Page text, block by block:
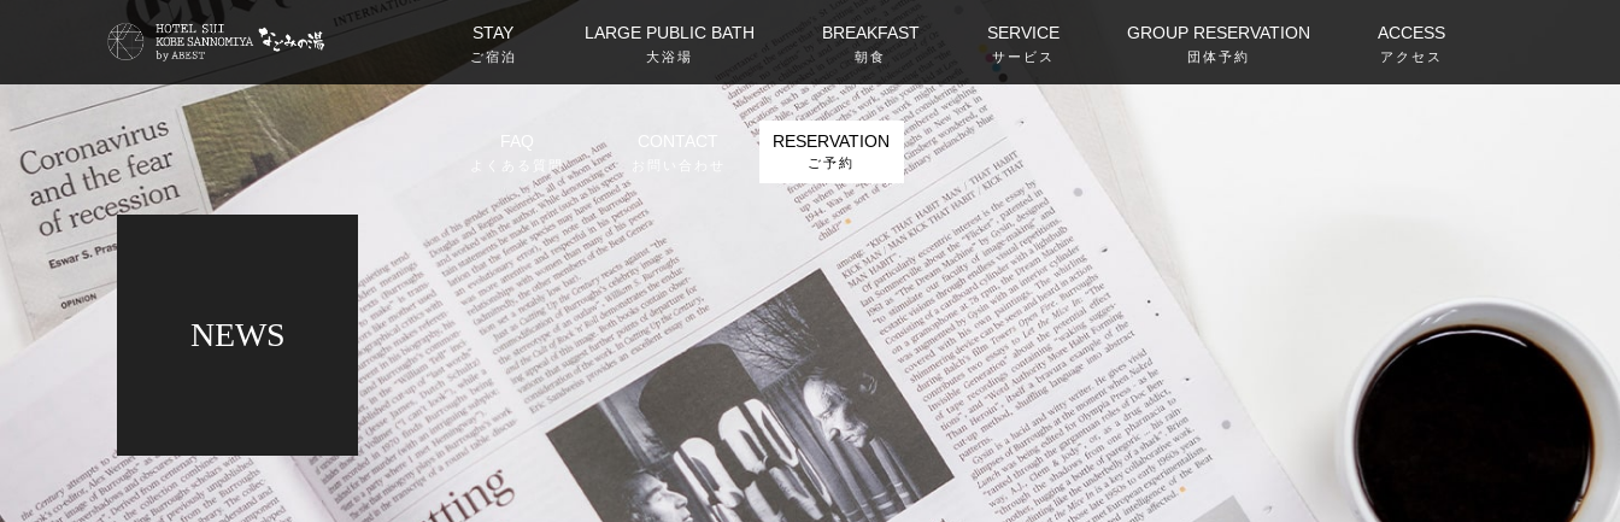
STAY
ご宿泊
LARGE PUBLIC BATH
大浴場
BREAKFAST
朝食
SERVICE
サービス
GROUP RESERVATION
団体予約
ACCESS
アクセス
FAQ
よくある質問
CONTACT RESERVATION
ご予約
NEWS